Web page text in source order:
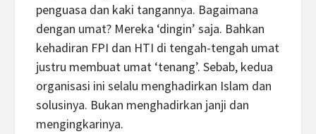
penguasa dan kaki tangannya. Bagaimana
dengan umat? Mereka ‘dingin’ saja. Bahkan
kehadiran FPI dan HTI di tengah-tengah umat
justru membuat umat ‘tenang’. Sebab, kedua
organisasi ini selalu menghadirkan Islam dan
solusinya. Bukan menghadirkan janji dan
mengingkarinya.